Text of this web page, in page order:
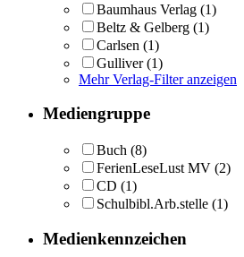
Baumhaus Verlag (1)
Beltz & Gelberg (1)
Carlsen (1)
Gulliver (1)
Mehr Verlag-Filter anzeigen
Mediengruppe
Buch (8)
FerienLeseLust MV (2)
CD (1)
Schulbibl.Arb.stelle (1)
Medienkennzeichen